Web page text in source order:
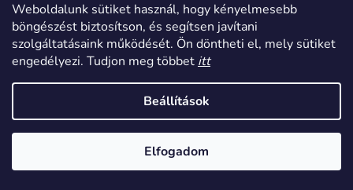
Weboldalunk sütiket használ, hogy kényelmesebb
böngészést biztosítson, és segítsen javítani
szolgáltatásaink működését. Ön döntheti el, mely sütiket
engedélyezi. Tudjon meg többet itt
Beállítások
Elfogadom